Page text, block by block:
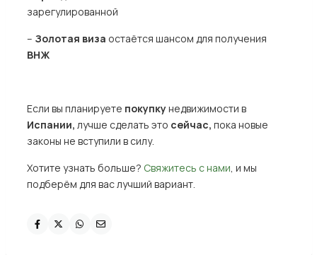
зарегулированной
– Золотая виза остаётся шансом для получения
ВНЖ
Если вы планируете покупкунедвижимости в
Испании, лучше сделать это сейчас, пока новые
законы не вступили в силу.
Хотите узнать больше? Свяжитесь с нами, и мы
подберём для вас лучший вариант.